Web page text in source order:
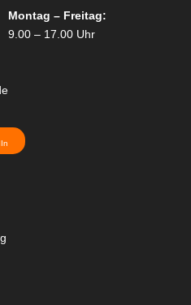
Montag – Freitag:
9.00 – 17.00 Uhr